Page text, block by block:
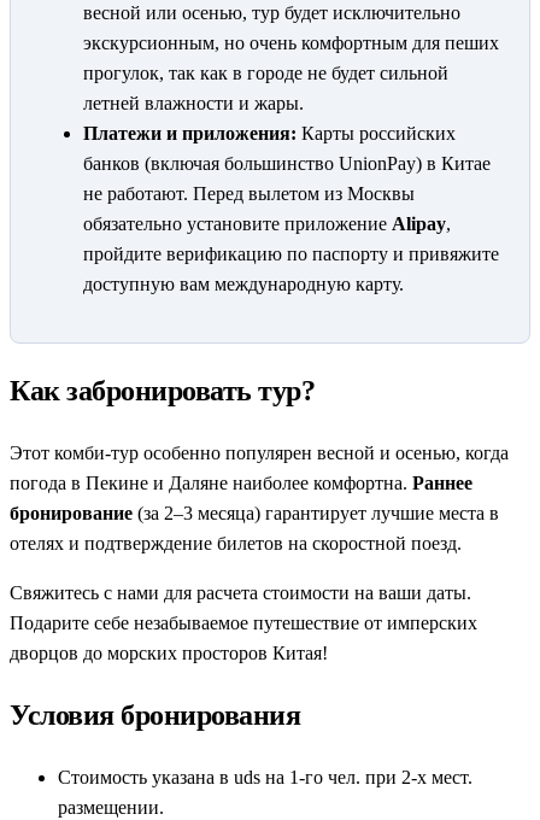
весной или осенью, тур будет исключительно
экскурсионным, но очень комфортным для пеших
прогулок, так как в городе не будет сильной
летней влажности и жары.
Платежи и приложения: Карты российских
банков (включая большинство UnionPay) в Китае
не работают. Перед вылетом из Москвы
обязательно установите приложение Alipay,
пройдите верификацию по паспорту и привяжите
доступную вам международную карту.
Как забронировать тур?
Этот комби-тур особенно популярен весной и осенью, когда
погода в Пекине и Даляне наиболее комфортна. Раннее
бронирование (за 2–3 месяца) гарантирует лучшие места в
отелях и подтверждение билетов на скоростной поезд.
Свяжитесь с нами для расчета стоимости на ваши даты.
Подарите себе незабываемое путешествие от имперских
дворцов до морских просторов Китая!
Условия бронирования
Стоимость указана в uds на 1-го чел. при 2-х мест.
размещении.